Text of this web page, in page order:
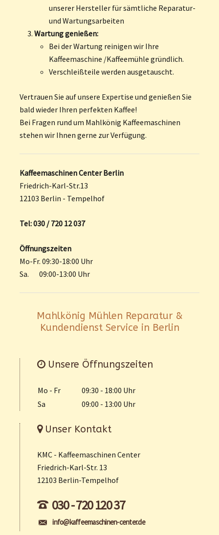
unserer Hersteller für sämtliche Reparatur-
und Wartungsarbeiten
Wartung genießen:
Bei der Wartung reinigen wir Ihre
Kaffeemaschine /Kaffeemühle gründlich.
Verschleißteile werden ausgetauscht.
Vertrauen Sie auf unsere Expertise und genießen Sie
bald wieder Ihren perfekten Kaffee!
Bei Fragen rund um Mahlkönig Kaffeemaschinen
stehen wir Ihnen gerne zur Verfügung.
Kaffeemaschinen Center Berlin
Friedrich-Karl-Str.13
12103 Berlin - Tempelhof
Tel: 030 / 720 12 037
Öffnungszeiten
Mo-Fr. 09:30-18:00 Uhr
Sa. 09:00-13:00 Uhr
Mahlkönig Mühlen Reparatur &
Kundendienst Service in Berlin
Unsere Öffnungszeiten
Mo - Fr
09:30 - 18:00 Uhr
Sa
09:00 - 13:00 Uhr
Unser Kontakt
KMC - Kaffeemaschinen Center
Friedrich-Karl-Str. 13
12103 Berlin-Tempelhof
030 - 720 120 37
info@kaffeemaschinen-center.de